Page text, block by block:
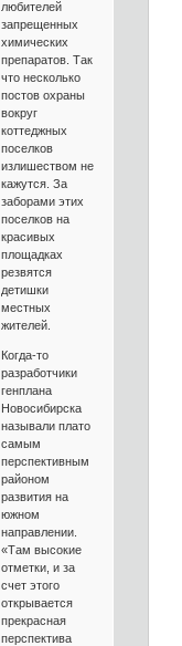
любителей
запрещенных
химических
препаратов. Так
что несколько
постов охраны
вокруг
коттеджных
поселков
излишеством не
кажутся. За
заборами этих
поселков на
красивых
площадках
резвятся
детишки
местных
жителей.
Когда-то
разработчики
генплана
Новосибирска
называли плато
самым
перспективным
районом
развития на
южном
направлении.
«Там высокие
отметки, и за
счет этого
открывается
прекрасная
перспектива